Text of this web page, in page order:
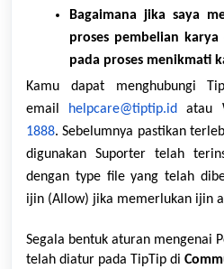
Bagaimana jika saya
proses pembelian
pada proses menikmati
Kamu dapat menghubungi
email helpcare@tiptip.id atau
1888. Sebelumnya pastikan
digunakan Suporter telah
dengan type file yang telah
ijin (Allow) jika memerlukan ijin
Segala bentuk aturan mengenai
telah diatur pada TipTip di